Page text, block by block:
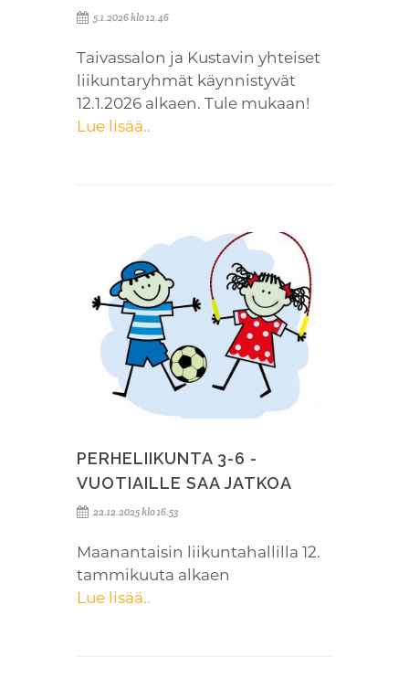
5.1.2026 klo 12.46
Taivassalon ja Kustavin yhteiset
liikuntaryhmät käynnistyvät
12.1.2026 alkaen. Tule mukaan!
Lue lisää..
PERHELIIKUNTA 3-6 -
VUOTIAILLE SAA JATKOA
22.12.2025 klo 16.53
Maanantaisin liikuntahallilla 12.
tammikuuta alkaen
Lue lisää..